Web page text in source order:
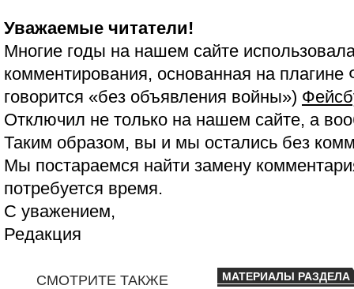
Уважаемые читатели!
Многие годы на нашем сайте
комментирования, основанная на
говорится «без объявления войны»)
Отключил не только на нашем сайте, а
Таким образом, вы и мы остались без
Мы постараемся найти замену
потребуется время.
С уважением,
Редакция
СМОТРИТЕ ТАКЖЕ МАТЕРИАЛЫ РАЗДЕЛА